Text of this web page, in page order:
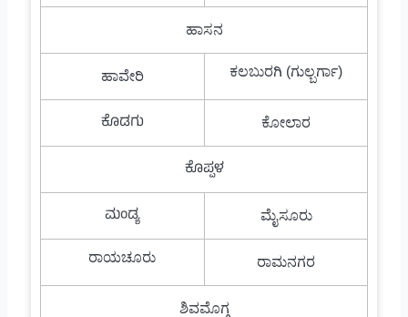
ಹಾಸನ
ಹಾವೇರಿ ಕಲಬುರಗಿ (ಗುಲ್ಬರ್ಗಾ)
ಕೊಡಗು ಕೋಲಾರ
ಕೊಪ್ಪಳ
ಮಂಡ್ಯ
ಮೈಸೂರು
ರಾಯಚೂರು ರಾಮನಗರ
ಶಿವಮೊಗ್ಗ